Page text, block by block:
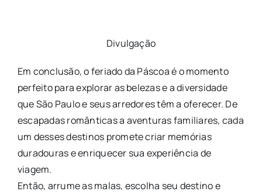
Divulgação
Em conclusão, o feriado da Páscoa é o momento
perfeito para explorar as belezas e a diversidade
que São Paulo e seus arredores têm a oferecer. De
escapadas românticas a aventuras familiares, cada
um desses destinos promete criar memórias
duradouras e enriquecer sua experiência de
viagem.
Então, arrume as malas, escolha seu destino e